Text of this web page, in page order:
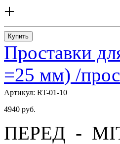
+
Купить
Проставки
=25 мм) /
Артикул: RT-01-10
4940 руб.
ПЕРЕД -